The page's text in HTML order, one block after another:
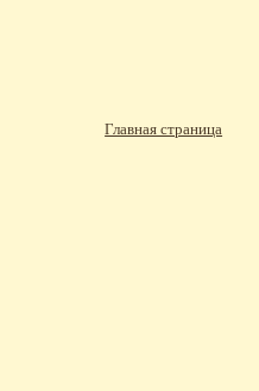
Главная страница